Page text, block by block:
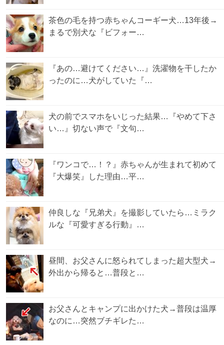
茶色の毛を持つ赤ちゃんコーギー犬…13年後→
まるで別犬な『ビフォー…
『あの…避けてください…』洗濯物を干したか
ったのに…犬がしていた『…
犬の前でスマホをいじった結果…『やめて下さ
い…』切ない声で『文句…
『ワンコで…！？』赤ちゃんが生まれて初めて
『大爆笑』した理由…平…
仲良しな『兄弟犬』を撮影していたら…ミラク
ルな『可愛すぎる行動』…
昼間、お父さんに怒られてしまった超大型犬→
外出から帰ると…普段と…
お父さんとキャンプに出かけた犬→普段は温厚
なのに…突然ブチギレた…